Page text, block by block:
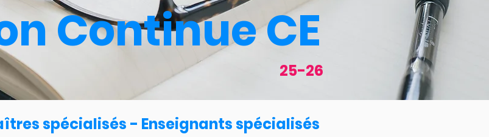
Continue CE
25-26
spécialisés - Enseignants spécialisés